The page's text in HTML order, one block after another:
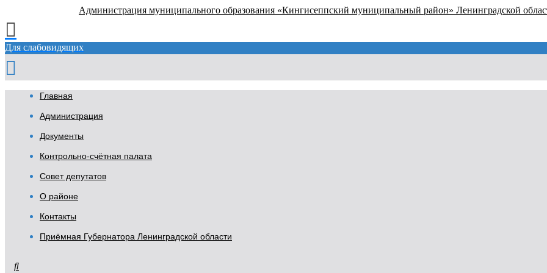
Администрация муниципального образования «Кингисеппский муниципальный район» Ленинградской
Для слабовидящих
Главная
Администрация
Документы
Контрольно-счётная палата
Совет депутатов
О районе
Контакты
Приёмная Губернатора Ленинградской области